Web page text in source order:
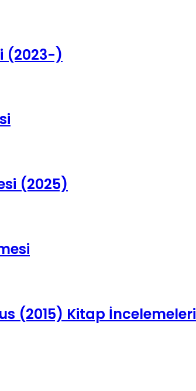
(2023-)
(2025)
(2015) Kitap İncelemeleri